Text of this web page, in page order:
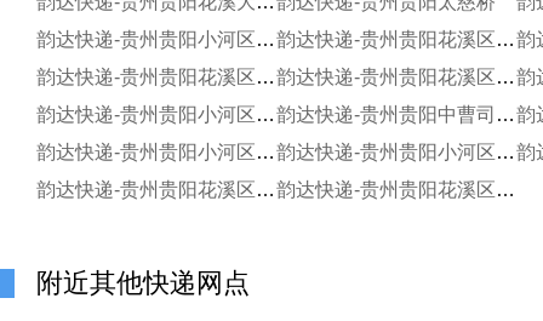
韵达快递-贵州贵阳小河区蒲江寄存点
韵达快递-贵州贵阳花溪区贵州大学新校区寄存分部
韵达快递-贵州贵阳花溪区民族大学分部
韵达快递-贵州贵阳花溪区石板寄存点
韵达快递-贵州贵阳小河区航天园陶三寄存点
韵达快递-贵州贵阳中曹司金竹镇
韵达快递-贵州贵阳小河区黄河街道仓储分部
韵达快递-贵州贵阳小河区劲嘉金域华府万科寄存点
韵达快递-贵州贵阳花溪区孟关乡
韵达快递-贵州贵阳花溪区清溪街道寄存分部
附近其他快递网点